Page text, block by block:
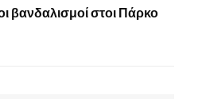
βανδαλισμοί στοι Πάρκο